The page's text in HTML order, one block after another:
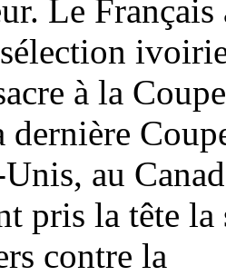
Le
à la
dernière
au
pris la tête
contre la